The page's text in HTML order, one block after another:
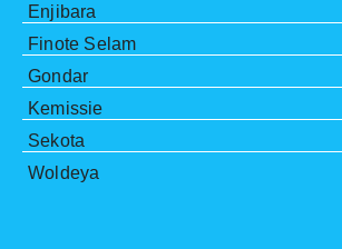
Enjibara
Finote Selam
Gondar
Kemissie
Sekota
Woldeya